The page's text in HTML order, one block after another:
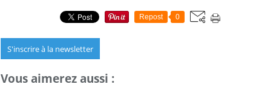
Repost 0
S'inscrire à la newsletter
Vous aimerez aussi :